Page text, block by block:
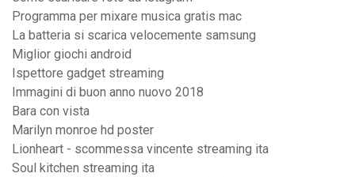
Programma per mixare musica gratis mac
La batteria si scarica velocemente samsung
Miglior giochi android
Ispettore gadget streaming
Immagini di buon anno nuovo 2018
Bara con vista
Marilyn monroe hd poster
Lionheart - scommessa vincente streaming ita
Soul kitchen streaming ita